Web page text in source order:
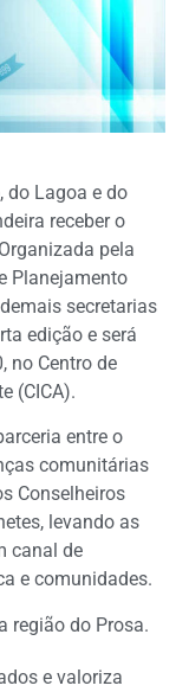
do Lagoa e do
receber o
pela
Planejamento
secretarias
edição e será
no Centro de
(CICA).
entre o
comunitárias
Conselheiros
levando as
canal de
e comunidades.
região do Prosa.
e valoriza